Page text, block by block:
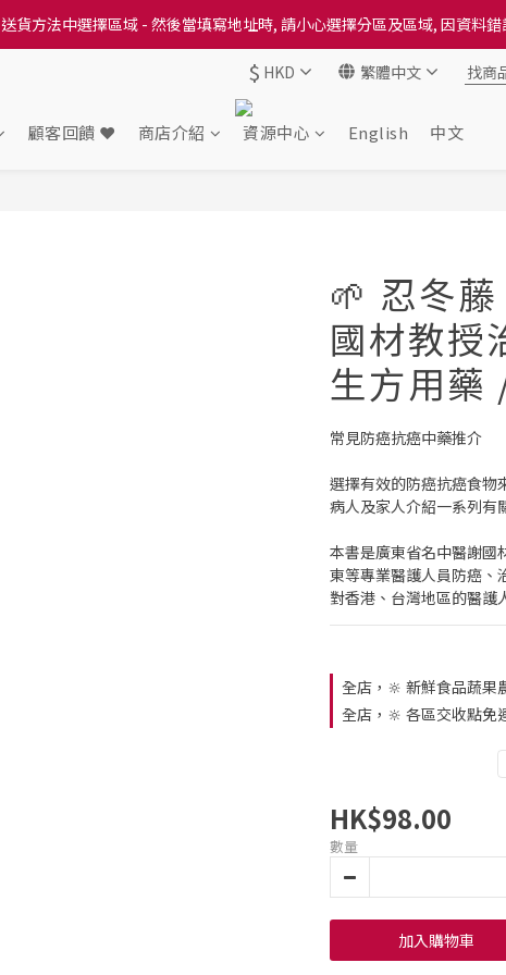
貨方法中選擇區域 - 然後當填寫地址時, 請小心選擇分區及區域, 因資料
貨方法中選擇區域 - 然後當填寫地址時, 請小心選擇分區及區域, 因資料
本地培育田香雞、金棠雞、粵皇鷄及平原雞等，想食靚雞就要嚟《餸您健
貨方法中選擇區域 - 然後當填寫地址時, 請小心選擇分區及區域, 因資料錯
$ HKD 繁體中文
顧客回饋 ❤️ 商店介紹 資源中心 English 中文
🌱 忍冬
國材教授
生方用藥
常見防癌抗癌中藥推介
選擇有效的防癌抗癌食物
病人及家人介紹一系列有
本書是廣東省名中醫謝國
東等專業醫護人員防癌、
對香港、台灣地區的醫護
全店，🔆 新鮮食品蔬果
全店，🔆 各區交收點免
HK$98.00
數量
加入購物車